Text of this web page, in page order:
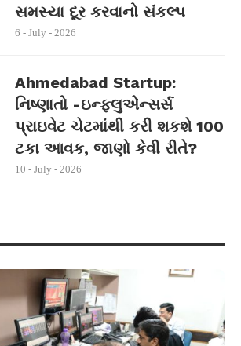
સમસ્યા દૂર કરવાનો સંકલ્પ
6 - July - 2026
Ahmedabad Startup:
નિષ્ણાતો -ઇન્ફ્લુએન્સર્સ
પ્રાઇવેટ ચેટમાંથી કરી શકશે 100
ટકા આવક, જાણો કેવી રીતે?
10 - July - 2026